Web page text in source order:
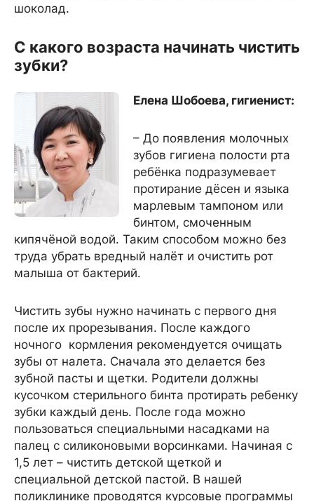
шоколад.
С какого возраста начинать чистить
зубки?
Елена Шобоева, гигиенист:
– До появления молочных
зубов гигиена полости рта
ребёнка подразумевает
протирание дёсен и языка
марлевым тампоном или
бинтом, смоченным
кипячёной водой. Таким способом можно без
труда убрать вредный налёт и очистить рот
малыша от бактерий.
Чистить зубы нужно начинать с первого дня
после их прорезывания. После каждого
ночного кормления рекомендуется очищать
зубы от налета. Сначала это делается без
зубной пасты и щетки. Родители должны
кусочком стерильного бинта протирать ребенку
зубки каждый день. После года можно
пользоваться специальными насадками на
палец с силиконовыми ворсинками. Начиная с
1,5 лет – чистить детской щеткой и
специальной детской пастой. В нашей
поликлинике проводятся курсовые программы